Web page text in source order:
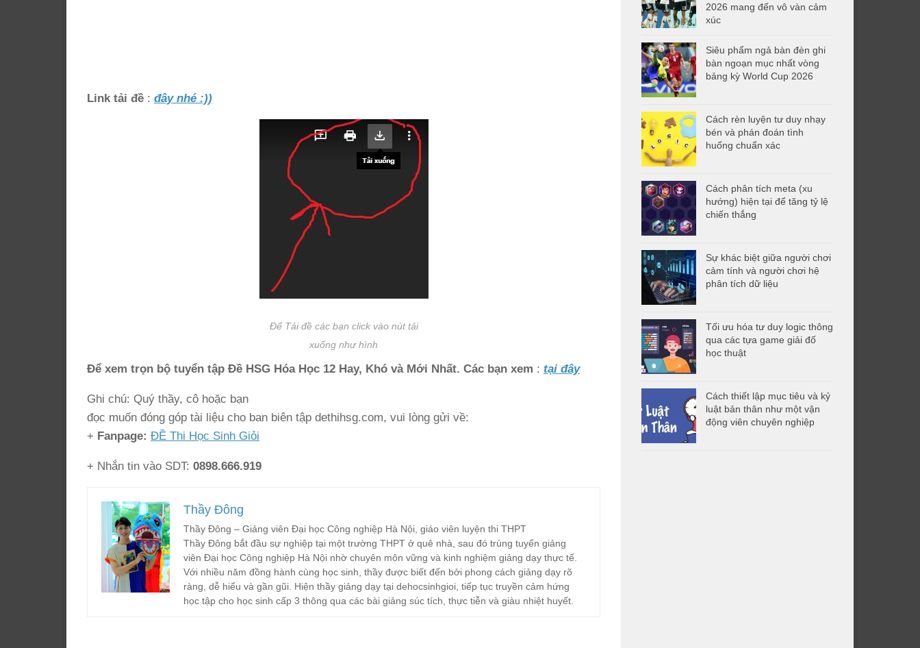
Link tải đề : đây nhé :))
Để Tải đề các bạn click vào nút tải
xuống như hình
Để xem trọn bộ tuyển tập Đề HSG Hóa Học 12 Hay, Khó và Mới Nhất. Các bạn xem : tại đây
Ghi chú: Quý thầy, cô hoặc bạn
đọc muốn đóng góp tài liệu cho ban biên tập dethihsg.com, vui lòng gửi về:
+ Fanpage: ĐỀ Thi Học Sinh Giỏi
+ Nhắn tin vào SDT: 0898.666.919
Thầy Đông
Thầy Đông – Giảng viên Đại học Công nghiệp Hà Nội, giáo viên luyện thi THPT
Thầy Đông bắt đầu sự nghiệp tại một trường THPT ở quê nhà, sau đó trúng tuyển giảng
viên Đại học Công nghiệp Hà Nội nhờ chuyên môn vững và kinh nghiệm giảng dạy thực tế.
Với nhiều năm đồng hành cùng học sinh, thầy được biết đến bởi phong cách giảng dạy rõ
ràng, dễ hiểu và gần gũi. Hiện thầy giảng dạy tại dehocsinhgioi, tiếp tục truyền cảm hứng
học tập cho học sinh cấp 3 thông qua các bài giảng súc tích, thực tiễn và giàu nhiệt huyết.
2026 mang đến vô vàn cảm
xúc
Siêu phẩm ngả bàn đèn ghi
bàn ngoạn mục nhất vòng
bảng kỳ World Cup 2026
Cách rèn luyện tư duy nhạy
bén và phán đoán tình
huống chuẩn xác
Cách phân tích meta (xu
hướng) hiện tại để tăng tỷ lệ
chiến thắng
Sự khác biệt giữa người chơi
cảm tính và người chơi hệ
phân tích dữ liệu
Tối ưu hóa tư duy logic thông
qua các tựa game giải đố
học thuật
Cách thiết lập mục tiêu và kỷ
luật bản thân như một vận
động viên chuyên nghiệp